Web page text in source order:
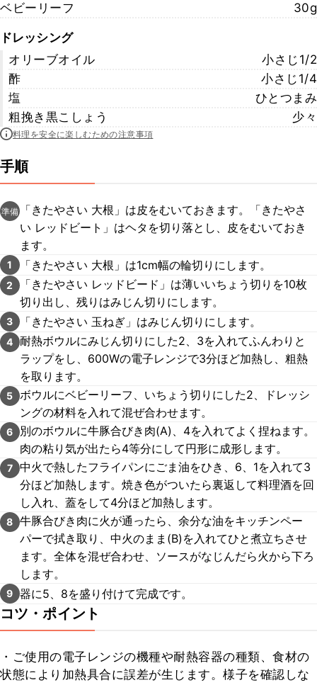
ベビーリーフ
30g
ドレッシング
オリーブオイル
小さじ1/2
酢
小さじ1/4
塩
ひとつまみ
粗挽き黒こしょう
少々
料理を安全に楽しむための注意事項
手順
準備
「きたやさい 大根」は皮をむいておきます。「きたやさ
い レッドビート」はヘタを切り落とし、皮をむいておき
ます。
1 「きたやさい 大根」は1cm幅の輪切りにします。
2
「きたやさい レッドビード」は薄いいちょう切りを10枚
切り出し、残りはみじん切りにします。
3 「きたやさい 玉ねぎ」はみじん切りにします。
4 耐熱ボウルにみじん切りにした2、3を入れてふんわりと
ラップをし、600Wの電子レンジで3分ほど加熱し、粗熱
を取ります。
5 ボウルにベビーリーフ、いちょう切りにした2、ドレッシ
ングの材料を入れて混ぜ合わせます。
6
別のボウルに牛豚合びき肉(A)、4を入れてよく捏ねます。
肉の粘り気が出たら4等分にして円形に成形します。
7 中火で熱したフライパンにごま油をひき、6、1を入れて3
分ほど加熱します。焼き色がついたら裏返して料理酒を回
し入れ、蓋をして4分ほど加熱します。
8 牛豚合びき肉に火が通ったら、余分な油をキッチンペー
パーで拭き取り、中火のまま(B)を入れてひと煮立ちさせ
ます。全体を混ぜ合わせ、ソースがなじんだら火から下ろ
します。
9 器に5、8を盛り付けて完成です。
コツ・ポイント
・ご使用の電子レンジの機種や耐熱容器の種類、食材の
状態により加熱具合に誤差が生じます。様子を確認しな